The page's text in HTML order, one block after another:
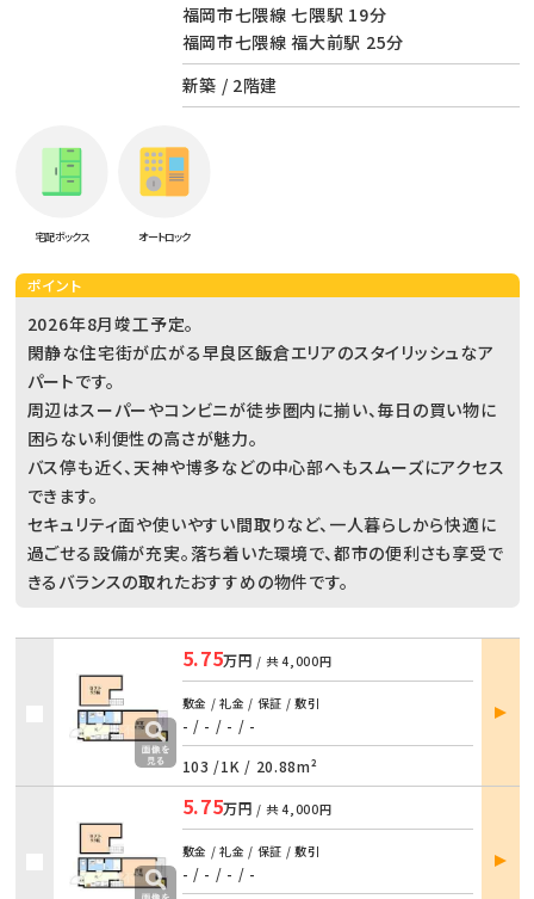
福岡市七隈線 七隈駅 19分
福岡市七隈線 福大前駅 25分
新築 / 2階建
宅配ボックス オートロック
ポイント
2026年8月竣工予定。
閑静な住宅街が広がる早良区飯倉エリアのスタイリッシュなア
パートです。
周辺はスーパーやコンビニが徒歩圏内に揃い、毎日の買い物に
困らない利便性の高さが魅力。
バス停も近く、天神や博多などの中心部へもスムーズにアクセス
できます。
セキュリティ面や使いやすい間取りなど、一人暮らしから快適に
過ごせる設備が充実。落ち着いた環境で、都市の便利さも享受で
きるバランスの取れたおすすめの物件です。
5.75万円 / 共4,000円
敷金 / 礼金 / 保証 / 敷引
- / - / - / -
103 /1K / 20.88m²
部屋
詳細
5.75万円 / 共4,000円
敷金 / 礼金 / 保証 / 敷引
- / - / - / -
部屋
詳細